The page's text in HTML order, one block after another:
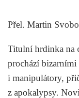
Přel. Martin
Titulní hrdinka na
prochází bizarními
i manipulátory,
z apokalypsy.